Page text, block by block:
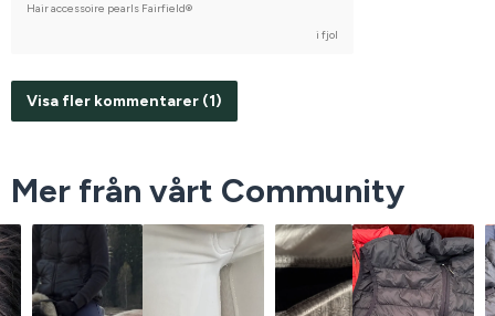
Hair accessoire pearls Fairfield®
i fjol
Visa fler kommentarer (1)
Mer från vårt Community